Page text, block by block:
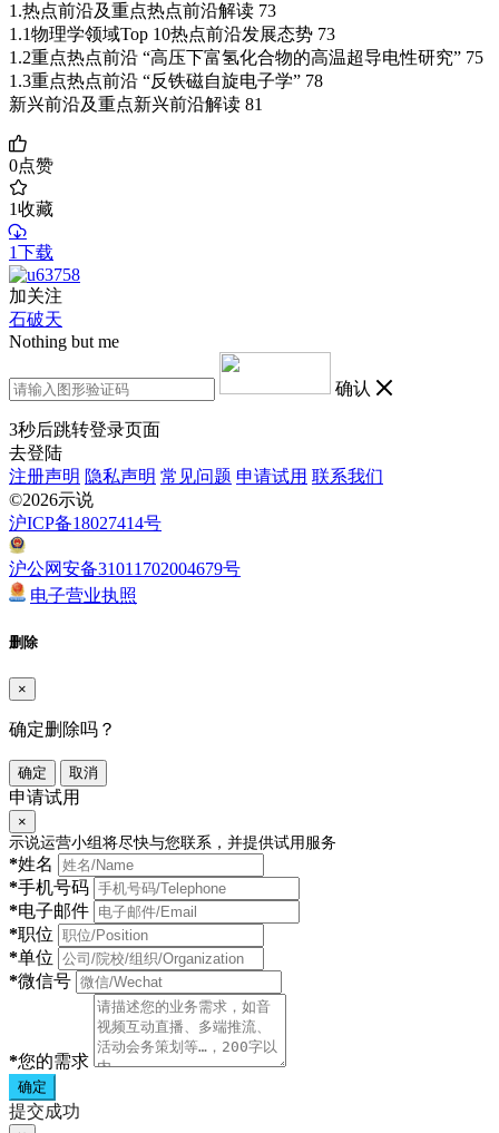
1.热点前沿及重点热点前沿解读 73
1.1物理学领域Top 10热点前沿发展态势 73
1.2重点热点前沿 “高压下富氢化合物的高温超导电性研究” 75
1.3重点热点前沿 “反铁磁自旋电子学” 78
新兴前沿及重点新兴前沿解读 81
0点赞
1收藏
1下载
加关注
石破天
Nothing but me
确认
3秒后跳转登录页面
去登陆
注册声明 隐私声明 常见问题 申请试用 联系我们
©2026示说
沪ICP备18027414号
沪公网安备31011702004679号
电子营业执照
删除
×
确定删除吗？
确定 取消
申请试用
×
示说运营小组将尽快与您联系，并提供试用服务
*姓名
*手机号码
*电子邮件
*职位
*单位
*微信号
*您的需求
确定
提交成功